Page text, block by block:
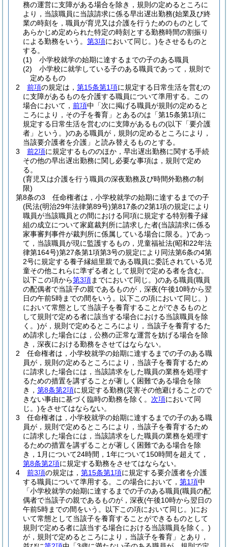
務の運営に支障がある場合を除き，規則の定めるところに
より，当該職員に当該請求に係る早出遅出勤務(始業及び終
業の時刻を，職員が育児又は介護を行うためのものとして
あらかじめ定められた特定の時刻とする勤務時間の割振り
による勤務をいう。 第3項において同じ。)をさせるものと
する。
(1)
小学校就学の始期に達するまでの子のある職員
(2)
小学校に就学している子のある職員であって，規則で
定めるもの
2
前項の規定は， 第15条第1項に規定する日常生活を営むの
に支障があるものを介護する職員について準用する。
この
場合において， 前項中「次に掲げる職員が規則の定めると
ころにより，その子を養育」とあるのは「第15条第1項に
規定する日常生活を営むのに支障があるもの(以下「要介護
者」という。)のある職員が，規則の定めるところにより，
当該要介護者を介護」と読み替えるものとする。
3
前2項に規定するもののほか，早出遅出勤務に関する手続
その他の早出遅出勤務に関し必要な事項は，規則で定め
る。
(育児又は介護を行う職員の深夜勤務及び時間外勤務の制
限)
第8条の3
任命権者は，小学校就学の始期に達するまでの子
(民法(明治29年法律第89号)第817条の2第1項の規定により
職員が当該職員との間における同項に規定する特別養子縁
組の成立について家庭裁判所に請求した者(当該請求に係る
家事審判事件が裁判所に係属している場合に限る。)であっ
て，当該職員が現に監護するもの，児童福祉法(昭和22年法
律第164号)第27条第1項第3号の規定により同法第6条の4第
2号に規定する養子縁組里親である職員に委託されている児
童その他これらに準ずる者として規則で定める者を含む。
以下この項から第3項までにおいて同じ。)のある職員(職員
の配偶者で当該子の親であるものが，深夜(午後10時から翌
日の午前5時までの間をいう。以下この項において同じ。)
において常態として当該子を養育することができるものと
して規則で定める者に該当する場合における当該職員を除
く。)が，規則で定めるところにより，当該子を養育するた
め請求した場合には，公務の正常な運営を妨げる場合を除
き，深夜における勤務をさせてはならない。
2
任命権者は，小学校就学の始期に達するまでの子のある職
員が，規則の定めるところにより，当該子を養育するため
に請求した場合には，当該請求をした職員の業務を処理す
るための措置を講ずることが著しく困難である場合を除
き， 第8条第2項に規定する勤務(災害その他避けることので
きない事由に基づく臨時の勤務を除く。 次項において同
じ。)をさせてはならない。
3
任命権者は，小学校就学の始期に達するまでの子のある職
員が，規則で定めるところにより，当該子を養育するため
に請求した場合には，当該請求をした職員の業務を処理す
るための措置を講ずることが著しく困難である場合を除
き，1月について24時間，1年について150時間を超えて，
第8条第2項に規定する勤務をさせてはならない。
4
前3項の規定は， 第15条第1項に規定する要介護者を介護
する職員について準用する。
この場合において， 第1項中
「小学校就学の始期に達するまでの子のある職員(職員の配
偶者で当該子の親であるものが，深夜(午後10時から翌日の
午前5時までの間をいう。以下この項において同じ。)にお
いて常態として当該子を養育することができるものとして
規則で定める者に該当する場合における当該職員を除く。)
が，規則で定めるところにより，当該子を養育」とあり，